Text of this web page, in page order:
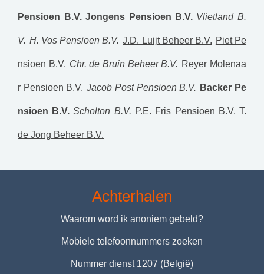
Pensioen B.V. Jongens Pensioen B.V. Vlietland B.
V. H. Vos Pensioen B.V. J.D. Luijt Beheer B.V. Piet Pe
nsioen B.V. Chr. de Bruin Beheer B.V. Reyer Molenaa
r Pensioen B.V. Jacob Post Pensioen B.V. Backer Pe
nsioen B.V. Scholton B.V. P.E. Fris Pensioen B.V. T.
de Jong Beheer B.V.
Achterhalen
Waarom word ik anoniem gebeld?
Mobiele telefoonnummers zoeken
Nummer dienst 1207 (België)